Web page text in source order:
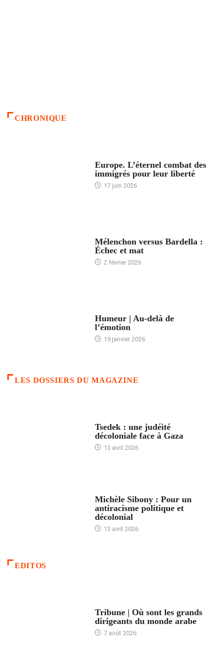
CHRONIQUE
Europe. L’éternel combat des
immigrés pour leur liberté
17 juin 2026
Mélenchon versus Bardella :
Échec et mat
2 février 2026
Humeur | Au-delà de
l’émotion
19 janvier 2026
LES DOSSIERS DU MAGAZINE
Tsedek : une judéité
décoloniale face à Gaza
13 avril 2026
Michèle Sibony : Pour un
antiracisme politique et
décolonial
13 avril 2026
EDITOS
Tribune | Où sont les grands
dirigeants du monde arabe
7 août 2026